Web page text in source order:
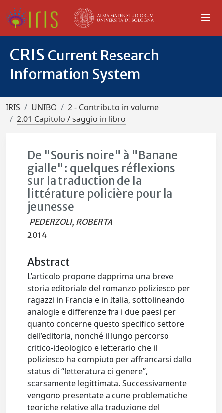
CRIS Current Research
Information System
IRIS UNIBO
2 - Contributo in volume
2.01 Capitolo / saggio in libro
De "Souris noire" à "Banane
gialle": quelques réflexions
sur la traduction de la
littérature policière pour la
jeunesse
PEDERZOLI, ROBERTA
2014
Abstract
L’articolo propone dapprima una breve
storia editoriale del romanzo poliziesco per
ragazzi in Francia e in Italia, sottolineando
analogie e differenze fra i due paesi per
quanto concerne questo specifico settore
dell’editoria, nonché il lungo percorso
critico-ideologico e letterario che il
poliziesco ha compiuto per affrancarsi dallo
status di “letteratura di genere”,
scarsamente legittimata. Successivamente
vengono presentate alcune problematiche
teoriche relative alla traduzione del